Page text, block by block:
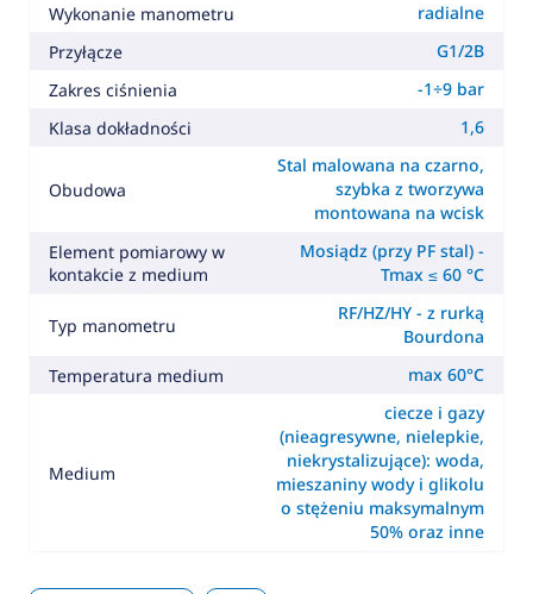
Wykonanie manometru
radialne
Przyłącze
G1/2B
Zakres ciśnienia
-1÷9 bar
Klasa dokładności
1,6
Obudowa
Stal malowana na czarno,
szybka z tworzywa
montowana na wcisk
Element pomiarowy w
kontakcie z medium
Mosiądz (przy PF stal) -
Tmax ≤ 60 °C
Typ manometru
RF/HZ/HY - z rurką
Bourdona
Temperatura medium
max 60°C
Medium
ciecze i gazy
(nieagresywne, nielepkie,
niekrystalizujące): woda,
mieszaniny wody i glikolu
o stężeniu maksymalnym
50% oraz inne